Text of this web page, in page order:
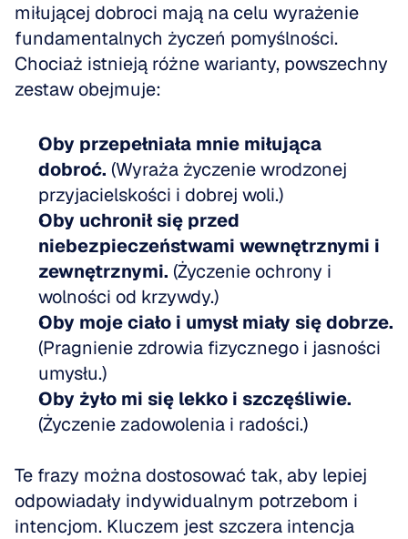
miłującej dobroci mają na celu wyrażenie
fundamentalnych życzeń pomyślności.
Chociaż istnieją różne warianty, powszechny
zestaw obejmuje:
Oby przepełniała mnie miłująca
dobroć. (Wyraża życzenie wrodzonej
przyjacielskości i dobrej woli.)
Oby uchronił się przed
niebezpieczeństwami wewnętrznymi i
zewnętrznymi. (Życzenie ochrony i
wolności od krzywdy.)
Oby moje ciało i umysł miały się dobrze.
(Pragnienie zdrowia fizycznego i jasności
umysłu.)
Oby żyło mi się lekko i szczęśliwie.
(Życzenie zadowolenia i radości.)
Te frazy można dostosować tak, aby lepiej
odpowiadały indywidualnym potrzebom i
intencjom. Kluczem jest szczera intencja